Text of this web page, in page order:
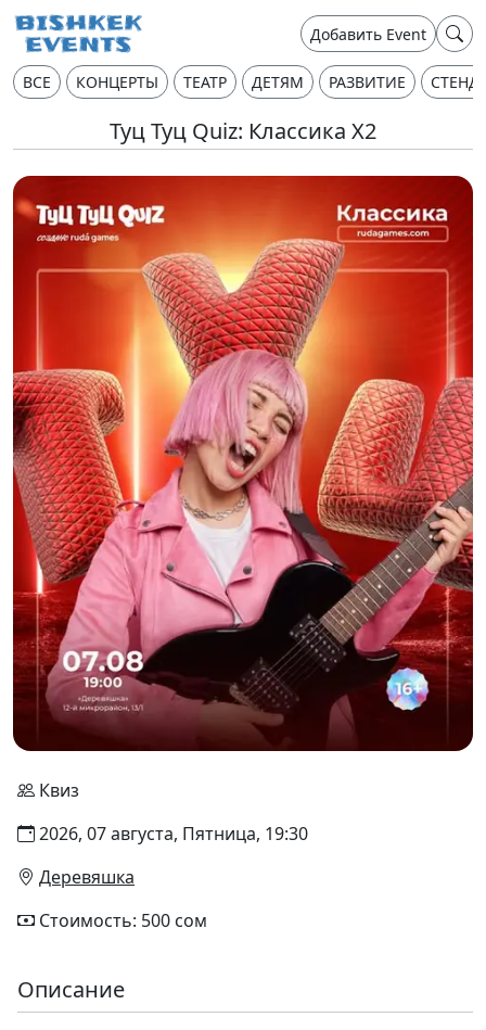
Добавить Event
ВСЕ КОНЦЕРТЫ ТЕАТР ДЕТЯМ РАЗВИТИЕ
Туц Туц Quiz: Классика X2
Квиз
2026, 07 августа, Пятница, 19:30
Деревяшка
Стоимость: 500 сом
Описание